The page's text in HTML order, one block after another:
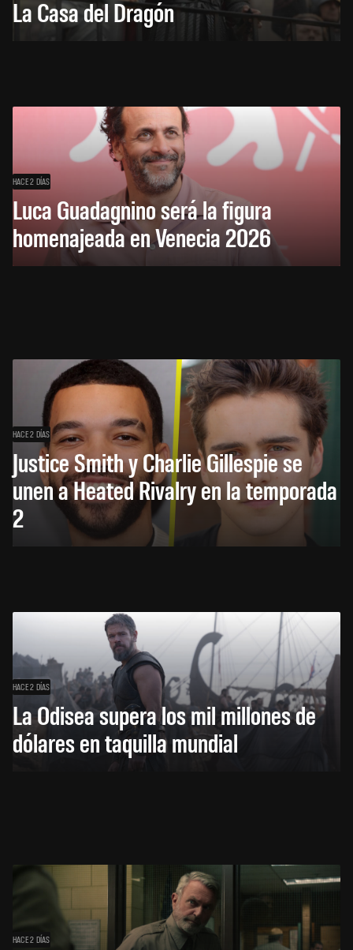
La Casa del Dragón
HACE 2 DÍAS
Luca Guadagnino será la figura
homenajeada en Venecia 2026
HACE 2 DÍAS
Justice Smith y Charlie Gillespie se
unen a Heated Rivalry en la temporada
2
HACE 2 DÍAS
La Odisea supera los mil millones de
dólares en taquilla mundial
HACE 2 DÍAS